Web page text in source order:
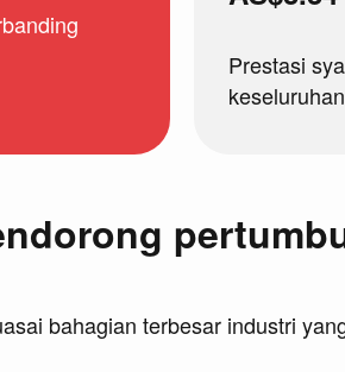
Prestasi
bahagian terbesar industri